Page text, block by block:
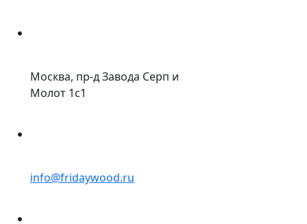
Москва, пр-д Завода Серп и
Молот 1с1
info@fridaywood.ru